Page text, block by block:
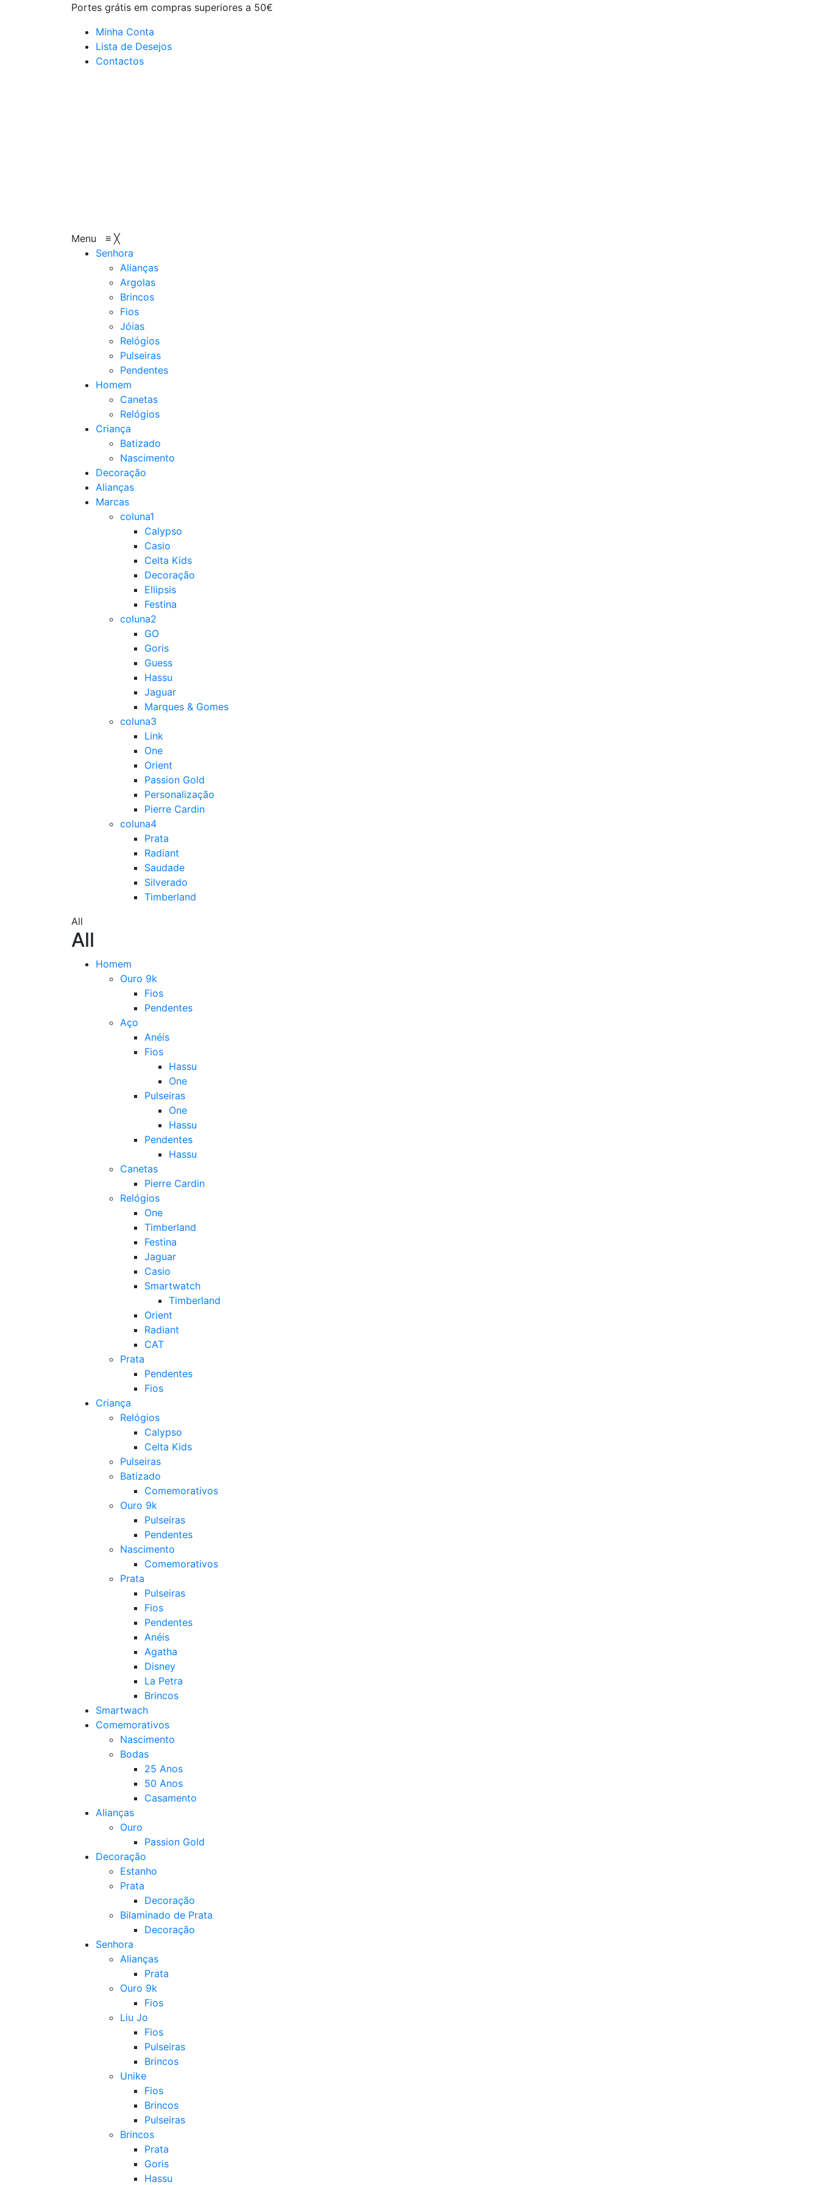
Portes grátis em compras superiores a 50€
Minha Conta
Lista de Desejos
Contactos
Menu ≡ ╳
Senhora
Alianças
Argolas
Brincos
Fios
Jóias
Relógios
Pulseiras
Pendentes
Homem
Canetas
Relógios
Criança
Batizado
Nascimento
Decoração
Alianças
Marcas
coluna1
Calypso
Casio
Celta Kids
Decoração
Ellipsis
Festina
coluna2
GO
Goris
Guess
Hassu
Jaguar
Marques & Gomes
coluna3
Link
One
Orient
Passion Gold
Personalização
Pierre Cardin
coluna4
Prata
Radiant
Saudade
Silverado
Timberland
All
All
Homem
Ouro 9k
Fios
Pendentes
Aço
Anéis
Fios
Hassu
One
Pulseiras
One
Hassu
Pendentes
Hassu
Canetas
Pierre Cardin
Relógios
One
Timberland
Festina
Jaguar
Casio
Smartwatch
Timberland
Orient
Radiant
CAT
Prata
Pendentes
Fios
Criança
Relógios
Calypso
Celta Kids
Pulseiras
Batizado
Comemorativos
Ouro 9k
Pulseiras
Pendentes
Nascimento
Comemorativos
Prata
Pulseiras
Fios
Pendentes
Anéis
Agatha
Disney
La Petra
Brincos
Smartwach
Comemorativos
Nascimento
Bodas
25 Anos
50 Anos
Casamento
Alianças
Ouro
Passion Gold
Decoração
Estanho
Prata
Decoração
Bilaminado de Prata
Decoração
Senhora
Alianças
Prata
Ouro 9k
Fios
Liu Jo
Fios
Pulseiras
Brincos
Unike
Fios
Brincos
Pulseiras
Brincos
Prata
Goris
Hassu